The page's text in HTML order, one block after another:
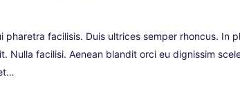
facilisis. Duis ultrices semper rhoncus. In
facilisi. Aenean blandit orci eu dignissim